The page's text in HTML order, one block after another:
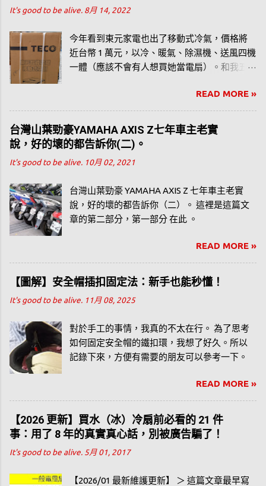
It's good to be alive. 8月 14, 2022
今年看到東元家電也出了移動式冷氣，價格將
近台幣 1 萬元，以冷、暖氣、除濕機、送風四機
一體（應該不會有人想買她當電扇）。和我五
中）價位差不多，為了分享水冷扇的使用經
驗，我也寫了幾篇相關文章，從我自己的觀點
去分享水冷扇這樣產品。
READ MORE »
台灣山葉勁豪YAMAHA AXIS Z七年車主老實
說，好的壞的都告訴你(二)。
It's good to be alive. 10月 02, 2021
台灣山葉勁豪 YAMAHA AXIS Z 七年車主老實
說，好的壞的都告訴你（二）。 這裡是這篇文
章的第二部分，第一部分 在此 。
READ MORE »
【圖解】安全帽插扣固定法：新手也能秒懂！
It's good to be alive. 11月 08, 2025
對於手工的事情，我真的不太在行。 為了思考
如何固定安全帽的鐵扣環，我想了好久。所以
記錄下來，方便有需要的朋友可以參考一下。
READ MORE »
【2026 更新】買水（冰）冷扇前必看的 21 件
事：用了 8 年的真實真心話，別被廣告騙了！
It's good to be alive. 5月 01, 2017
【2026/01 最新維護更新】 ＞ 這篇文章最早寫